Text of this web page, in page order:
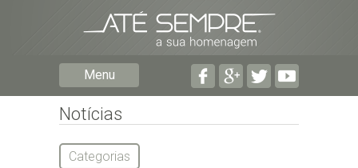
Menu
Notícias
Categorias
Preencha o formulário seguinte para ser
Preencha os seguintes campos com a
pormenorizada possível: